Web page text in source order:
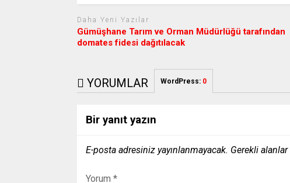
Daha Yeni Yazılar
Gümüşhane Tarım ve Orman Müdürlüğü tarafından
domates fidesi dağıtılacak
YORUMLAR WordPress: 0
Bir yanıt yazın
E-posta adresiniz yayınlanmayacak. Gerekli alanlar
Yorum *